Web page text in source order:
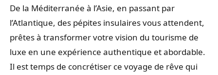
De la Méditerranée à l’Asie, en passant par
l’Atlantique, des pépites insulaires vous attendent,
prêtes à transformer votre vision du tourisme de
luxe en une expérience authentique et abordable.
Il est temps de concrétiser ce voyage de rêve qui